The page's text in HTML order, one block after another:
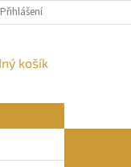
NAJDETE
Přihlášení
košík